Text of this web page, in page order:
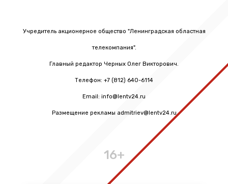
Учредитель акционерное общество "Ленинградская областная
телекомпания".
Главный редактор Черных Олег Викторович.
Телефон: +7 (812) 640-6114
Email: info@lentv24.ru
Размещение рекламы admitriev@lentv24.ru
16+